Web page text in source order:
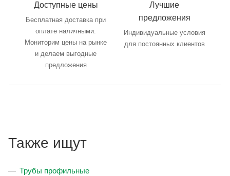
Доступные цены
Бесплатная доставка при
оплате наличными.
Мониторим цены на рынке
и делаем выгодные
предложения
Лучшие
предложения
Индивидуальные условия
для постоянных клиентов
Также ищут
Трубы профильные